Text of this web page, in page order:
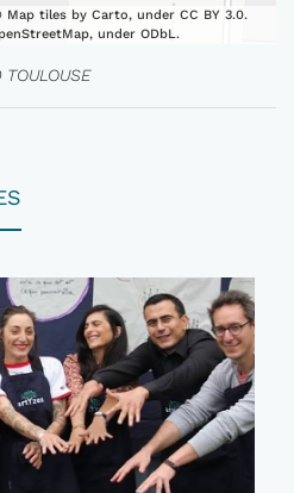
Map tiles by Carto, under CC BY 3.0.
under ODbL.
TOULOUSE